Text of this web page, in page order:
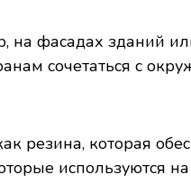
на фасадах зданий
сочетаться с
резина, которая
используются